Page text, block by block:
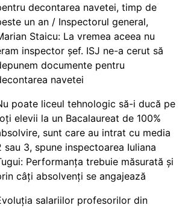
decontarea navetei, timp de
un an / Inspectorul general,
Staicu: La vremea aceea nu
inspector șef. ISJ ne-a cerut să
documente pentru
navetei
poate liceul tehnologic să-i ducă pe
elevii la un Bacalaureat de 100%
sunt care au intrat cu media
sau 3, spune inspectoarea Iuliana
Performanța trebuie măsurată și
câți absolvenți se angajează
salariilor profesorilor din